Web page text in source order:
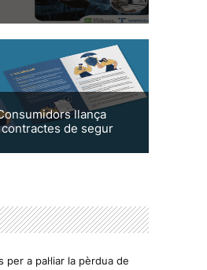
llança
de segur
a pal·liar la pèrdua de